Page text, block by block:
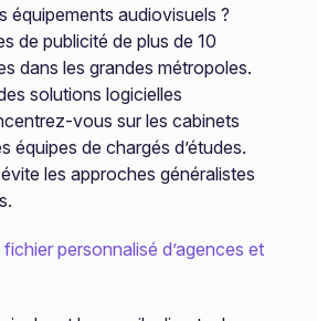
équipements audiovisuels ?
de publicité de plus de 10
dans les grandes métropoles.
solutions logicielles
vous sur les cabinets
équipes de chargés d’études.
les approches généralistes
personnalisé d’agences et